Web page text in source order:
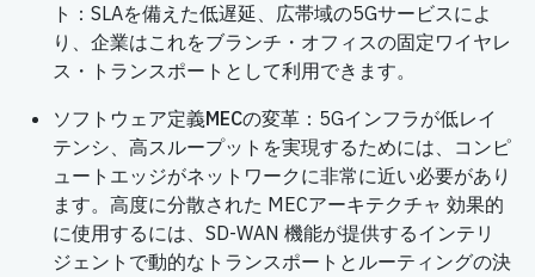
ト ：SLAを備えた低遅延、広帯域の5Gサービスによ
り、企業はこれをブランチ・オフィスの固定ワイヤレ
ス・トランスポートとして利用できます。
ソフトウェア定義MECの変革 ：5Gインフラが低レイ
テンシ、高スループットを実現するためには、コンピ
ュートエッジがネットワークに非常に近い必要があり
ます。高度に分散された MECアーキテクチャ 効果的
に使用するには、SD-WAN 機能が提供するインテリ
ジェントで動的なトランスポートとルーティングの決